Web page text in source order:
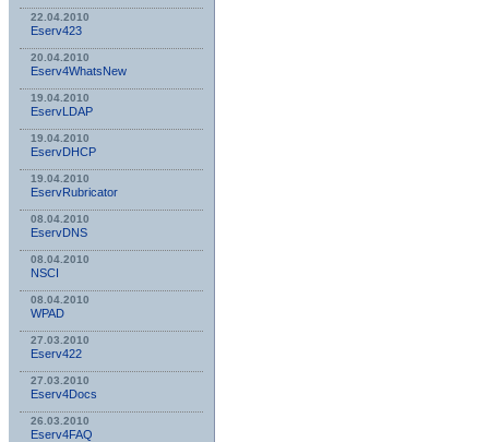
22.04.2010
Eserv423
20.04.2010
Eserv4WhatsNew
19.04.2010
EservLDAP
19.04.2010
EservDHCP
19.04.2010
EservRubricator
08.04.2010
EservDNS
08.04.2010
NSСI
08.04.2010
WPAD
27.03.2010
Eserv422
27.03.2010
Eserv4Docs
26.03.2010
Eserv4FAQ